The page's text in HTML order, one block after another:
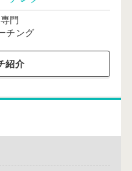
門
チング
紹介